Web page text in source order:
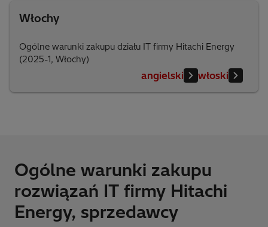
Włochy
Ogólne warunki zakupu działu IT firmy Hitachi Energy
(2025-1, Włochy)
angielski włoski
Ogólne warunki zakupu
rozwiązań IT firmy Hitachi
Energy, sprzedawcy